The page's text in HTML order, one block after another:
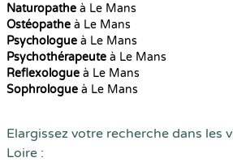
Naturopathe à Le Mans
Ostéopathe à Le Mans
Psychologue à Le Mans
Psychothérapeute à Le Mans
Reflexologue à Le Mans
Sophrologue à Le Mans
Elargissez votre recherche dans les
Loire :